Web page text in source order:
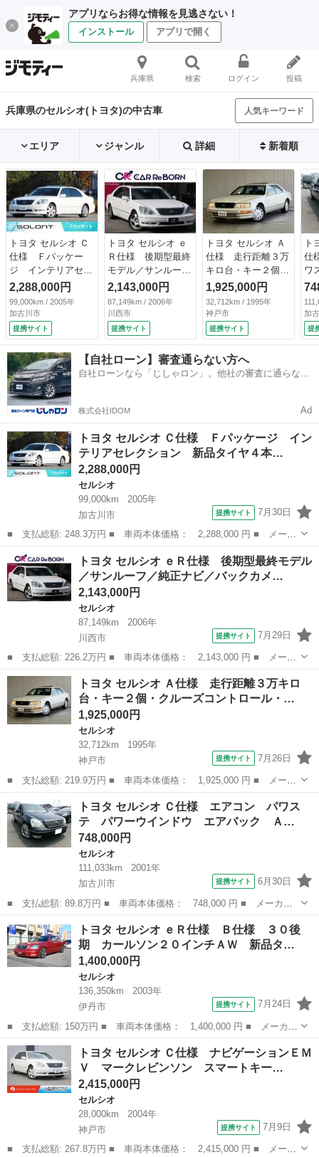
アプリならお得な情報を見逃さない！
インストール アプリで開く
兵庫県 検索 ログイン 投稿
兵庫県のセルシオ(トヨタ)の中古車 人気キーワード
エリア ジャンル 詳細 新着順
トヨタ セルシオ Ｃ
仕様 Ｆパッケー
ジ インテリアセレ
クション 新品タイ
ヤ４本交換 リアエ
アサス交換 ムーン
ルーフ 黒革シー
ト 純正マルチナ
ビ 純正バックカメ
ラ 全席イージーク
ローザー クルーズ
コントロール ＥＴ
Ｃ 記録簿有 コン
フォータブルエアー
シート （車検整備
付）
2,288,000円
99,000km / 2005年
加古川市
提携サイト
トヨタ セルシオ ｅ
Ｒ仕様 後期型最終
モデル／サンルーフ
／純正ナビ／バック
カメラ／黒革メモリ
ー付パワーシート／
ウッドコンビステア
リング／クルーズコ
ントロール／リア電
動サンシェード／純
正ＥＴＣ／スマート
チアルミ （検9.5）
2,143,000円
87,149km / 2006年
川西市
提携サイト
トヨタ セルシオ Ａ
仕様 走行距離３万
キロ台・キー２個・
クルーズコントロー
ル・サンルーフ・オ
ートライト・パワー
シート・純正１６イ
ンチＡＷ・電動格納
ミラー・キーレス・
（車検整備付）
1,925,000円
32,712km / 1995年
神戸市
提携サイト
ト
仕
ワ
ン
ク
Ｃ
（
加
提
【自社ローン】審査通らない方へ
自社ローンなら「じしゃロン」。他社の審査に通らなか
株式会社IDOM Ad
トヨタ セルシオ Ｃ仕様 Ｆパッケージ イン
テリアセレクション 新品タイヤ４本…
2,288,000円
セルシオ
99,000km
2005年
加古川市
提携サイト 7月30日
■ 支払総額: 248.3万円 ■ 車両本体価格： 2,288,000 円 ■ メーカ
ー名： トヨタ ■ 車種名： セルシオ ■ グレード名： Ｃ仕様
Ｆパッケージ インテリアセレクション 新品タイヤ４本交換 リア
エアサス...
兵庫 加古川市 セルシオ
トヨタ セルシオ ｅＲ仕様 後期型最終モデル
／サンルーフ／純正ナビ／バックカメ…
2,143,000円
セルシオ
87,149km
2006年
川西市
提携サイト 7月29日
■ 支払総額: 226.2万円 ■ 車両本体価格： 2,143,000 円 ■ メーカ
ー名： トヨタ ■ 車種名： セルシオ ■ グレード名： ｅＲ仕
様 後期型最終モデル／サンルーフ／純正ナビ／バックカメラ／黒革
メモリー付...
兵庫 川西市 セルシオ
トヨタ セルシオ Ａ仕様 走行距離３万キロ
台・キー２個・クルーズコントロール・…
1,925,000円
セルシオ
32,712km
1995年
神戸市
提携サイト 7月26日
■ 支払総額: 219.9万円 ■ 車両本体価格： 1,925,000 円 ■ メーカ
ー名： トヨタ ■ 車種名： セルシオ ■ グレード名： Ａ仕様
走行距離３万キロ台・キー２個・クルーズコントロール・サンルー
フ・オート...
兵庫 神戸市 セルシオ
トヨタ セルシオ Ｃ仕様 エアコン パワス
テ パワーウインドウ エアバック Ａ…
748,000円
セルシオ
111,033km
2001年
加古川市
提携サイト 6月30日
■ 支払総額: 89.8万円 ■ 車両本体価格： 748,000 円 ■ メーカー
名： トヨタ ■ 車種名： セルシオ ■ グレード名： Ｃ仕様 エ
アコン パワステ パワーウインドウ エアバック ＡＢＳ ＥＴ
Ｃ 社外２０...
兵庫 加古川市 セルシオ
トヨタ セルシオ ｅＲ仕様 Ｂ仕様 ３０後
期 カールソン２０インチＡＷ 新品タ…
1,400,000円
セルシオ
136,350km
2003年
伊丹市
提携サイト 7月24日
■ 支払総額: 150万円 ■ 車両本体価格： 1,400,000 円 ■ メーカー
名： トヨタ ■ 車種名： セルシオ ■ グレード名： ｅＲ仕様
Ｂ仕様 ３０後期 カールソン２０インチＡＷ 新品タイヤ４本 車
高調 サン...
兵庫 伊丹市 セルシオ
トヨタ セルシオ Ｃ仕様 ナビゲーションＥＭ
Ｖ マークレビンソン スマートキー…
2,415,000円
セルシオ
28,000km
2004年
神戸市
提携サイト 7月9日
■ 支払総額: 267.8万円 ■ 車両本体価格： 2,415,000 円 ■ メーカ